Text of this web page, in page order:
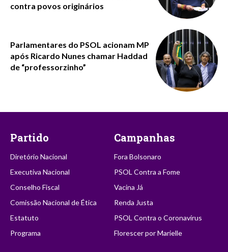
contra povos originários
Parlamentares do PSOL acionam MP
após Ricardo Nunes chamar Haddad
de “professorzinho”
Partido
Diretório Nacional
Executiva Nacional
Conselho Fiscal
Comissão Nacional de Ética
Estatuto
Programa
Campanhas
Fora Bolsonaro
PSOL Contra a Fome
Vacina Já
Renda Justa
PSOL Contra o Coronavírus
Florescer por Marielle